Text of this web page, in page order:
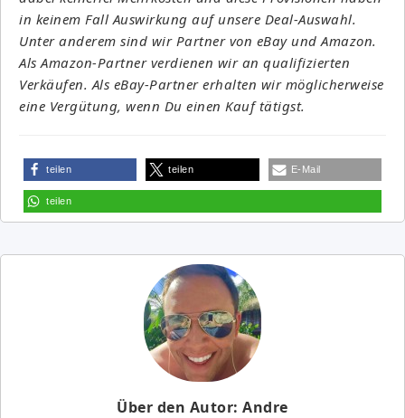
in keinem Fall Auswirkung auf unsere Deal-Auswahl.
Unter anderem sind wir Partner von eBay und Amazon.
Als Amazon-Partner verdienen wir an qualifizierten
Verkäufen. Als eBay-Partner erhalten wir möglicherweise
eine Vergütung, wenn Du einen Kauf tätigst.
teilen teilen E-Mail
teilen
Über den Autor: Andre